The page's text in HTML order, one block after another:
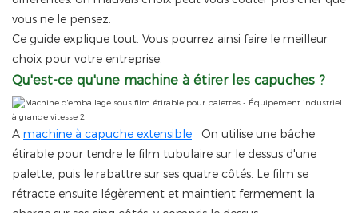
vous ne le pensez.
Ce guide explique tout. Vous pourrez ainsi faire le meilleur
choix pour votre entreprise.
Qu'est-ce qu'une machine à étirer les capuches ?
A machine à capuche extensible
On utilise une bâche
étirable pour tendre le film tubulaire sur le dessus d'une
palette, puis le rabattre sur ses quatre côtés. Le film se
rétracte ensuite légèrement et maintient fermement la